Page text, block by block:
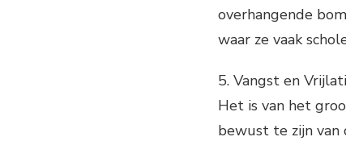
overhangende
waar ze vaak
5. Vangst en
Het is van het
bewust te zijn van